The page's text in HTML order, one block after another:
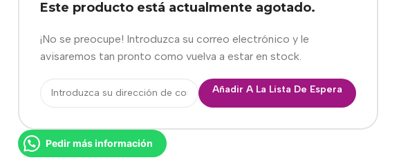
Este producto está actualmente agotado.
¡No se preocupe! Introduzca su correo electrónico y le
avisaremos tan pronto como vuelva a estar en stock.
Añadir A La Lista De Espera
Pedir más información